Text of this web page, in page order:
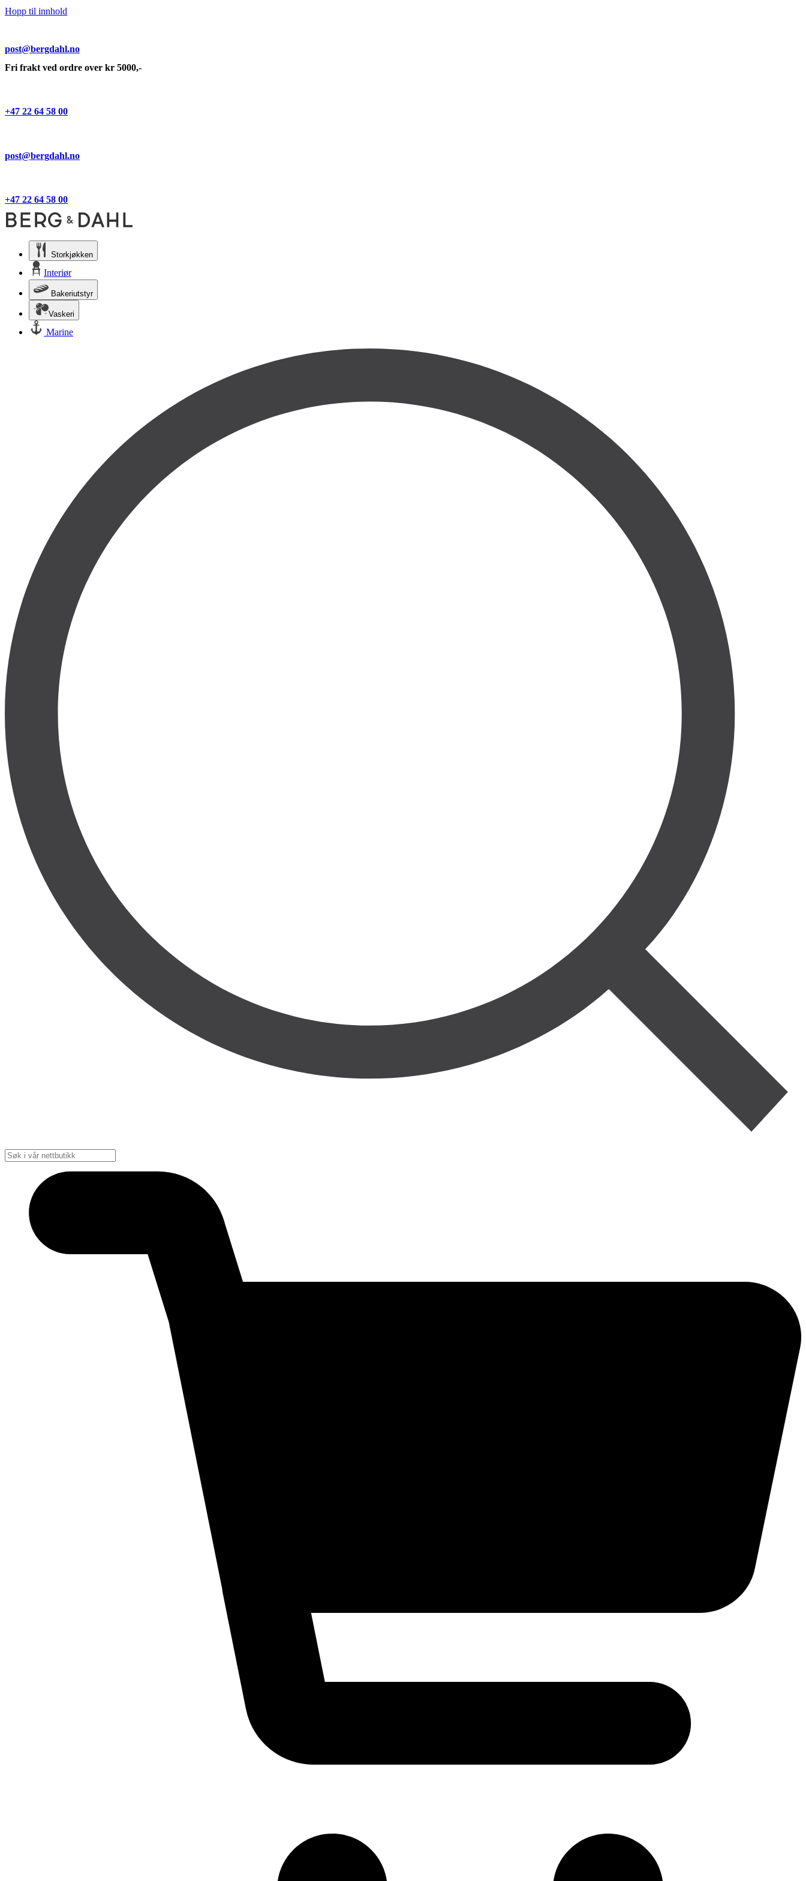
Hopp til innhold
post@bergdahl.no
Fri frakt ved ordre over kr 5000,-
+47 22 64 58 00
post@bergdahl.no
+47 22 64 58 00
Storkjøkken
Interiør
Bakeriutstyr
Vaskeri
Marine